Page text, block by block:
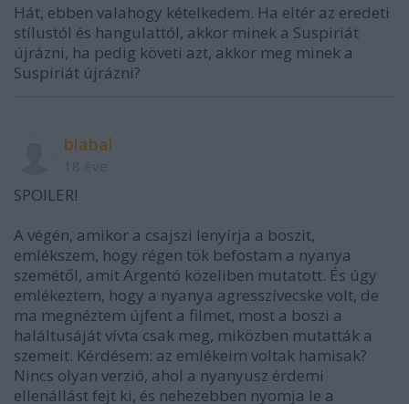
Hát, ebben valahogy kételkedem. Ha eltér az eredeti
stílustól és hangulattól, akkor minek a Suspiriát
újrázni, ha pedig követi azt, akkor meg minek a
Suspiriát újrázni?
blabal
SPOILER!
A végén, amikor a csajszi lenyírja a boszit,
emlékszem, hogy régen tök befostam a nyanya
szemétől, amit Argentó közeliben mutatott. És úgy
emlékeztem, hogy a nyanya agresszívecske volt, de
ma megnéztem újfent a filmet, most a boszi a
haláltusáját vívta csak meg, miközben mutatták a
szemeit. Kérdésem: az emlékeim voltak hamisak?
Nincs olyan verzió, ahol a nyanyusz érdemi
ellenállást fejt ki, és nehezebben nyomja le a